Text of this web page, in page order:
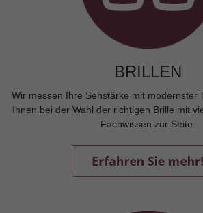
BRILLEN
Wir messen Ihre Sehstärke mit modernster
Ihnen bei der Wahl der richtigen Brille mit
Fachwissen zur Seite.